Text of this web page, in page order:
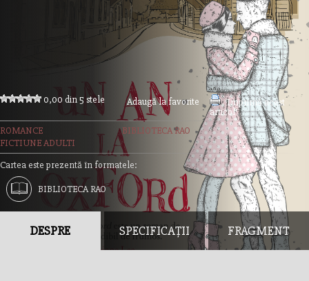
0,00 din 5 stele Adaugă la favorite
Imprimă acest
articol
ROMANCE
BIBLIOTECA RAO
FICTIUNE ADULTI
Cartea este prezentă în formatele:
BIBLIOTECA RAO
DESPRE SPECIFICAȚII FRAGMENT